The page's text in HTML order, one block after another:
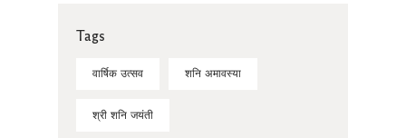
Tags
वार्षिक उत्सव शनि अमावस्या
श्री शनि जयंती